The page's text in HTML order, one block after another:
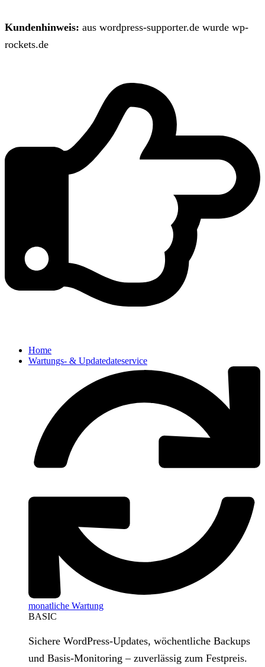
Kundenhinweis: aus wordpress-supporter.de wurde wp-
rockets.de
Home
Wartungs- & Updatedateservice
monatliche Wartung
BASIC
Sichere WordPress‑Updates, wöchentliche Backups
und Basis‑Monitoring – zuverlässig zum Festpreis.